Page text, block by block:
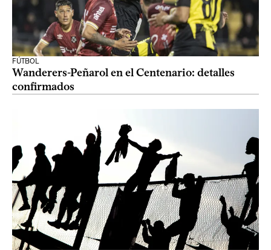
FÚTBOL
Wanderers-Peñarol en el Centenario: detalles
confirmados